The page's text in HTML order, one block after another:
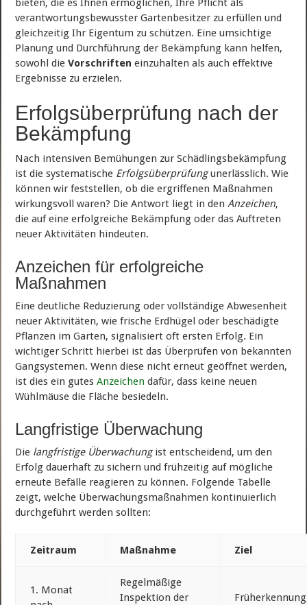
bieten, die es Ihnen ermöglichen, Ihre Pflicht als
verantwortungsbewusster Gartenbesitzer zu erfüllen und
gleichzeitig Ihr Eigentum zu schützen. Eine umsichtige
Planung und Durchführung der Bekämpfung kann helfen,
sowohl dieVorschriften einzuhalten als auch effektive
Ergebnisse zu erzielen.
Erfolgsüberprüfung nach der
Bekämpfung
Nach intensiven Bemühungen zur Schädlingsbekämpfung
ist die systematische Erfolgsüberprüfungunerlässlich. Wie
können wir feststellen, ob die ergriffenen Maßnahmen
wirkungsvoll waren? Die Antwort liegt in denAnzeichen,
die auf eine erfolgreiche Bekämpfung oder das Auftreten
neuer Aktivitäten hindeuten.
Anzeichen für erfolgreiche
Maßnahmen
Eine deutliche Reduzierung oder vollständige Abwesenheit
neuer Aktivitäten, wie frische Erdhügel oder beschädigte
Pflanzen im Garten, signalisiert oft ersten Erfolg. Ein
wichtiger Schritt hierbei ist das Überprüfen von bekannten
Gangsystemen. Wenn diese nicht erneut geöffnet werden,
ist dies ein gutesAnzeichen dafür, dass keine neuen
Wühlmäuse die Fläche besiedeln.
Langfristige Überwachung
Die langfristige Überwachungist entscheidend, um den
Erfolg dauerhaft zu sichern und frühzeitig auf mögliche
erneute Befälle reagieren zu können. Folgende Tabelle
zeigt, welche Überwachungsmaßnahmen kontinuierlich
durchgeführt werden sollten:
Zeitraum Maßnahme Ziel
1. Monat
Regelmäßige
Inspektion der